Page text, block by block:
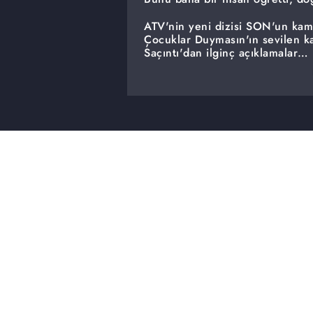
ATV'nin yeni dizisi SON'un
Çocuklar Duymasın'ın sevilen
Saçıntı'dan ilginç açıklamalar…
Dizi dünyasındaki haftanın
varsa hepsi sadece DİZİ